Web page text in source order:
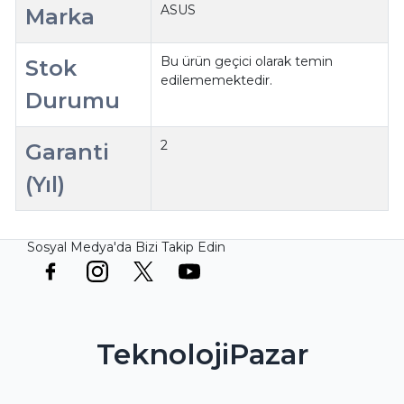
Marka ASUS
Stok
Durumu
Bu ürün geçici olarak temin
edilememektedir.
Garanti
(Yıl)
2
Sosyal Medya'da Bizi Takip Edin
TeknolojiPazar